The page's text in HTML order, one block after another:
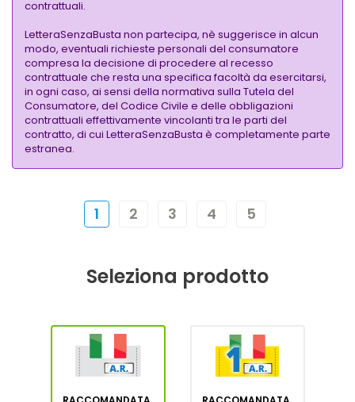
contrattuali.
LetteraSenzaBusta non partecipa, nè suggerisce in alcun
modo, eventuali richieste personali del consumatore
compresa la decisione di procedere al recesso
contrattuale che resta una specifica facoltà da esercitarsi,
in ogni caso, ai sensi della normativa sulla Tutela del
Consumatore, del Codice Civile e delle obbligazioni
contrattuali effettivamente vincolanti tra le parti del
contratto, di cui LetteraSenzaBusta è completamente parte
estranea.
1 2 3 4 5
Seleziona prodotto